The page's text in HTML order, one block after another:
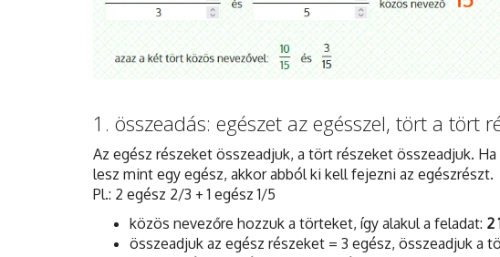
1. összeadás: egészet az egésszel, tört a tört
Az egész részeket összeadjuk, a tört részeket összeadjuk.
lesz mint egy egész, akkor abból ki kell fejezni az egészrészt.
Pl.: 2 egész 2/3 + 1 egész 1/5
közös nevezőre hozzuk a törteket, így alakul a feladat: 2
összeadjuk az egész részeket = 3 egész, összeadjuk a